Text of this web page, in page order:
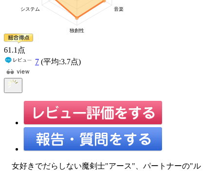
61 .1 点
7 (平均:3.7点)
女好きでだらしない魔剣士"アース"、パートナーの"ル